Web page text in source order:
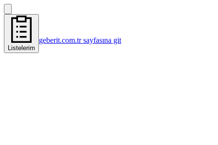
Listelerim
geberit.com.tr sayfasına git